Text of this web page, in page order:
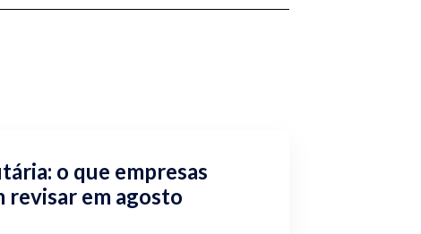
o que empresas
revisar em agosto